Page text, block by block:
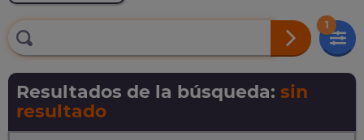
1
Resultados de la búsqueda: sin
resultado